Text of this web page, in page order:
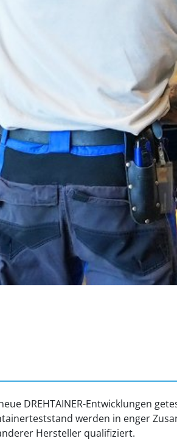
DREHTAINER-Entwicklungen
werden in enger
Hersteller qualifiziert.